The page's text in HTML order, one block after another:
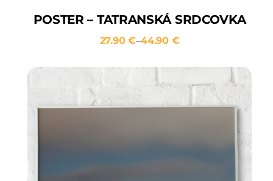
POSTER – TATRANSKÁ SRDCOVKA
27.90€–44.90 €